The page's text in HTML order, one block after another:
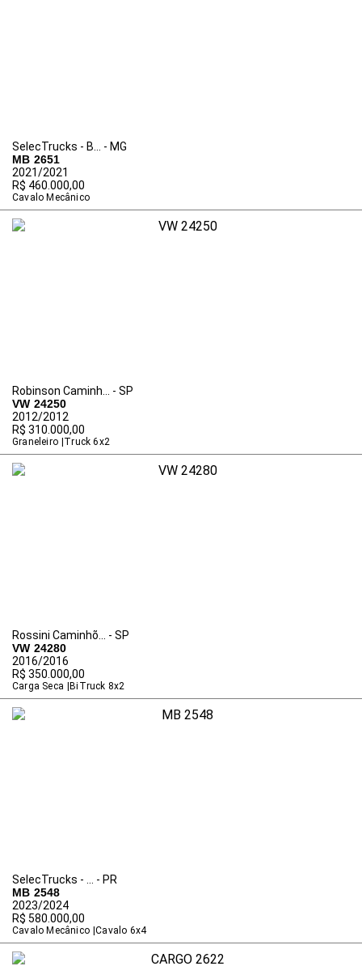
SelecTrucks - B... - MG
MB 2651
2021/2021
R$ 460.000,00
Cavalo Mecânico
Robinson Caminh... - SP
VW 24250
2012/2012
R$ 310.000,00
Graneleiro Truck 6x2
Rossini Caminhõ... - SP
VW 24280
2016/2016
R$ 350.000,00
Carga Seca BiTruck 8x2
SelecTrucks - ... - PR
MB 2548
2023/2024
R$ 580.000,00
Cavalo Mecânico Cavalo 6x4